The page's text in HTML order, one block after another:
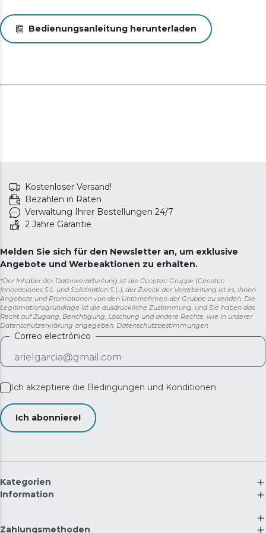
mit dem LCD-Farbdisplay, auf dem Sie ganz einfach
Geschwindigkeit, Kilometerstand, Unterstützungsstufe
und Lichtverhältnisse ablesen können, damit Sie
Bedienungsanleitung herunterladen
Kostenloser Versand!
Bezahlen in Raten
Verwaltung Ihrer Bestellungen 24/7
2 Jahre Garantie
Melden Sie sich für den Newsletter an, um exklusive
Angebote und Werbeaktionen zu erhalten.
*Der Inhaber der Datenverarbeitung ist die Cecotec-Gruppe (Cecotec
Innovaciones S.L. und Solotriatlon S.L.), der Zweck der Verarbeitung ist es, Ihnen
Angebote und Promotionen von den Unternehmen der Gruppe zu senden. Die
Legitimationsgrundlage ist die ausdrückliche Zustimmung, und Sie haben das
Recht auf Zugang, Berichtigung, Löschung und andere Rechte, wie in unserer
Datenschutzerklärung angegeben. Datenschutzbestimmungen
Correo electrónico
Ich akzeptiere die Bedingungen und Konditionen
Ich abonniere!
Kategorien
Information
Zahlungsmethoden